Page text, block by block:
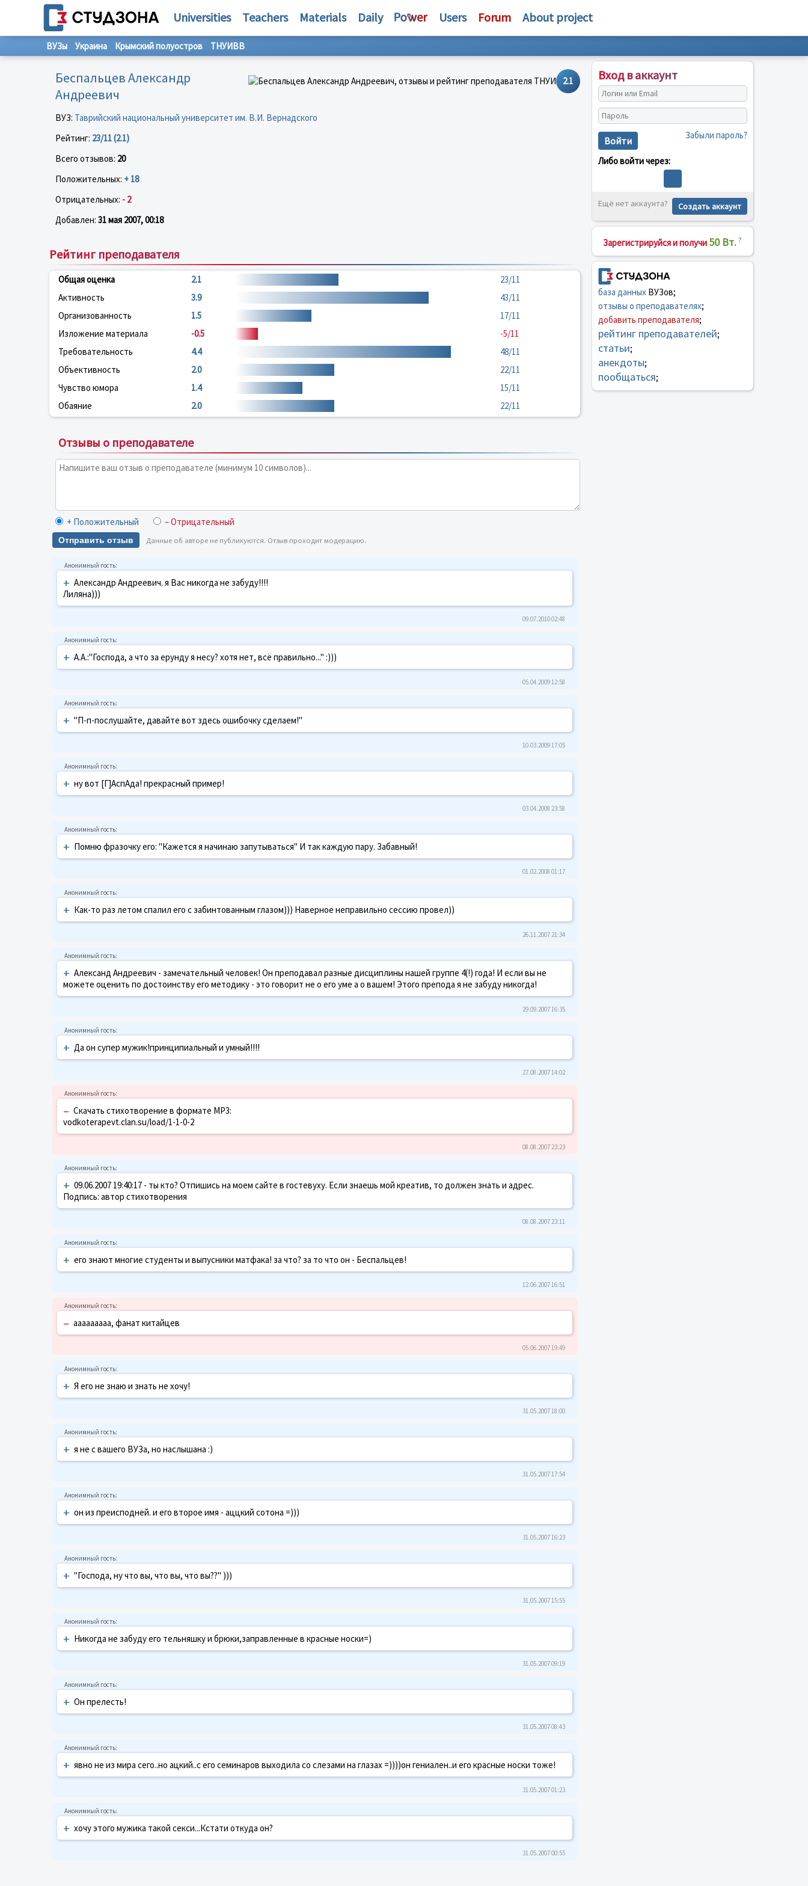
Universities Teachers Materials Daily Users Forum About project
ВУЗы Украина Крымский полуостров ТНУИВВ
2.1
Беспальцев Александр
Андреевич
ВУЗ: Таврийский национальный университет им. В.И. Вернадского
Рейтинг: 23/11 (2.1)
Всего отзывов: 20
Положительных: + 18
Отрицательных: - 2
Добавлен: 31 мая 2007, 00:18
Рейтинг преподавателя
Общая оценка 2.1
23/11
Активность
3.9
43/11
Организованность
1.5
17/11
Изложение материала
-0.5
-5/11
Требовательность
4.4
48/11
Объективность
2.0
22/11
Чувство юмора
1.4
15/11
Обаяние
2.0 22/11
Отзывы о преподавателе
+ Положительный – Отрицательный
Отправить отзыв Данные об авторе не публикуются. Отзыв проходит модерацию.
+ Александр Андреевич. я Вас никогда не забуду!!!!
Лиляна)))
09.07.2010 02:48
+ А.А.:"Господа, а что за ерунду я несу? хотя нет, всё правильно..." :)))
05.04.2009 12:58
+ "П-п-послушайте, давайте вот здесь ошибочку сделаем!"
10.03.2009 17:05
+ ну вот [Г]АспАда! прекрасный пример!
03.04.2008 23:58
+ Помню фразочку его: "Кажется я начинаю запутываться" И так каждую пару. Забавный!
01.02.2008 01:17
+ Как-то раз летом спалил его с забинтованным глазом))) Наверное неправильно сессию провел))
26.11.2007 21:34
+ Александ Андреевич - замечательный человек! Он преподавал разные дисциплины нашей группе 4(!) года! И если вы не
можете оценить по достоинству его методику - это говорит не о его уме а о вашем! Этого препода я не забуду никогда!
29.09.2007 16:35
+ Да он супер мужик!принципиальный и умный!!!!
27.08.2007 14:02
– Скачать стихотворение в формате MP3:
vodkoterapevt.clan.su/load/1-1-0-2
08.08.2007 23:23
+ 09.06.2007 19:40:17 - ты кто? Отпишись на моем сайте в гостевуху. Если знаешь мой креатив, то должен знать и адрес.
Подпись: автор стихотворения
08.08.2007 23:11
+ его знают многие студенты и выпусники матфака! за что? за то что он - Беспальцев!
12.06.2007 16:51
– ааааааааа, фанат китайцев
05.06.2007 19:49
+ Я его не знаю и знать не хочу!
31.05.2007 18:00
+ я не с вашего ВУЗа, но наслышана :)
31.05.2007 17:54
+ он из преисподней. и его второе имя - аццкий сотона =)))
31.05.2007 16:23
+ "Господа, ну что вы, что вы, что вы??" )))
31.05.2007 15:55
+ Никогда не забуду его тельняшку и брюки,заправленные в красные носки=)
31.05.2007 09:19
+ Он прелесть!
31.05.2007 08:43
+ явно не из мира сего..но ацкий..с его семинаров выходила со слезами на глазах =))))он гениален..и его красные носки тоже!
31.05.2007 01:23
+ хочу этого мужика такой секси...Кстати откуда он?
31.05.2007 00:55
Вход в аккаунт
Войти Забыли пароль?
Либо войти через:
Ещё нет аккаунта? Создать аккаунт
Зарегистрируйся и получи 50 Вт. ?
база данныхВУЗов;
отзывы о преподавателях;
добавить преподавателя;
рейтинг преподавателей;
статьи;
анекдоты;
пообщаться;